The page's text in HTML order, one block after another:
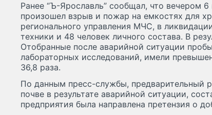
Ранее “Ъ-Ярославль” сообщал, что вечером
произошел взрыв и пожар на емкостях для
регионального управления МЧС, в
техники и 48 человек личного состава. В
Отобранные после аварийной ситуации
лабораторных исследований, имели
36,8 раза.
По данным пресс-службы, предварительный
почве в результате аварийной ситуации,
предприятия была направлена претензия о